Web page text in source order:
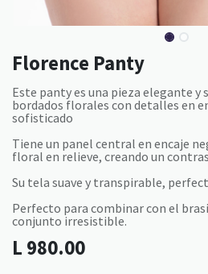
Florence Panty
Este panty es una pieza elegante y
bordados florales con detalles en
sofisticado
Tiene un panel central en encaje
floral en relieve, creando un
Su tela suave y transpirable,
Perfecto para combinar con el
conjunto irresistible.
L 980.00